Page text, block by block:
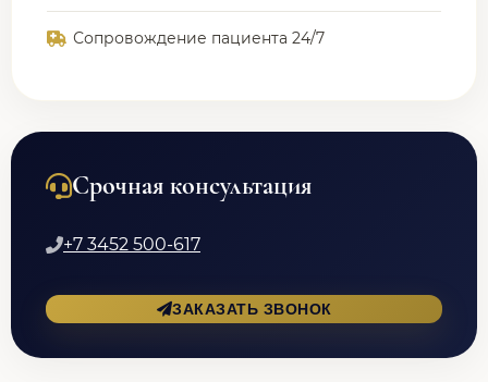
Сопровождение пациента 24/7
Срочная консультация
+7 3452 500-617
ЗАКАЗАТЬ ЗВОНОК